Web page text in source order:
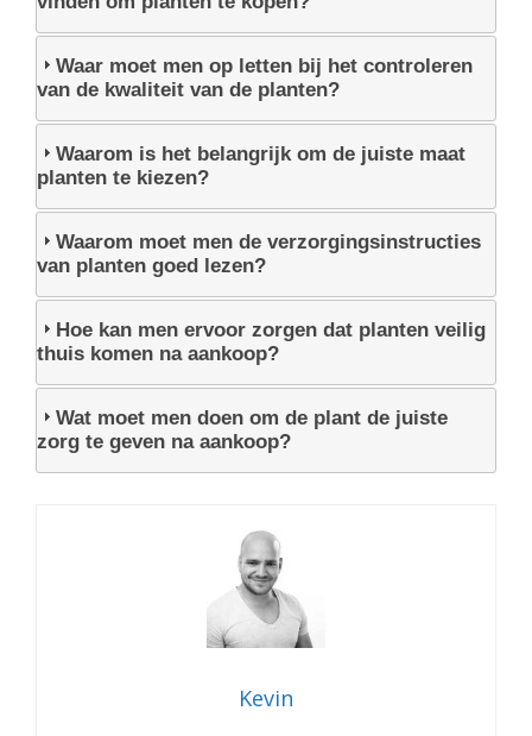
Waar moet men op letten bij het controleren
van de kwaliteit van de planten?
Waarom is het belangrijk om de juiste maat
planten te kiezen?
Waarom moet men de verzorgingsinstructies
van planten goed lezen?
Hoe kan men ervoor zorgen dat planten veilig
thuis komen na aankoop?
Wat moet men doen om de plant de juiste
zorg te geven na aankoop?
Kevin